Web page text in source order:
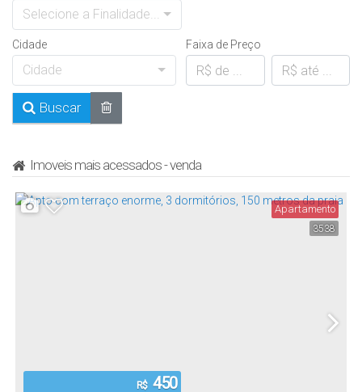
Selecione a Finalidade...
Cidade
Cidade
Faixa de Preço
Buscar
Imoveis mais acessados - venda
3538
Apartamento
R$ 450